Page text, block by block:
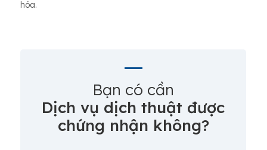
hóa.
Bạn có cần
Dịch vụ dịch thuật được
chứng nhận không?